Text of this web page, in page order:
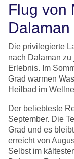
Flug von
Dalaman
Die privilegierte
nach Dalaman
Erlebnis. Im
Grad warmen
Heilbad im
Der beliebteste
September. Die
Grad und es
erreicht von
Selbst im